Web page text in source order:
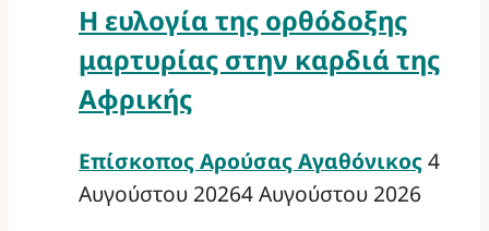
Η ευλογία της ορθόδοξης
μαρτυρίας στην καρδιά της
Αφρικής
Επίσκοπος Αρούσας Αγαθόνικος 4
Αυγούστου 20264 Αυγούστου 2026